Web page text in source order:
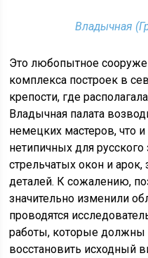
Владычная
Это любопытное
комплекса построек в
крепости, где
Владычная палата
немецких мастеров, что
нетипичных для
стрельчатых окон и
деталей. К сожалению,
значительно изменили
проводятся
работы, которые
восстановить исходный